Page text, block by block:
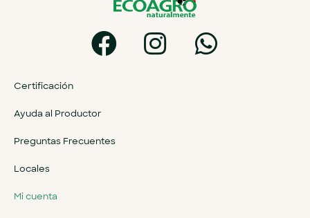
Certificación
Ayuda al Productor
Preguntas Frecuentes
Locales
Mi cuenta